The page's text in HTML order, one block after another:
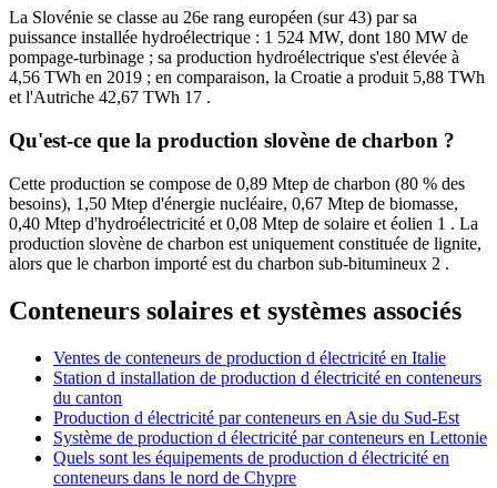
La Slovénie se classe au 26e rang européen (sur 43) par sa
puissance installée hydroélectrique : 1 524 MW, dont 180 MW de
pompage-turbinage ; sa production hydroélectrique s'est élevée à
4,56 TWh en 2019 ; en comparaison, la Croatie a produit 5,88 TWh
et l'Autriche 42,67 TWh 17 .
Qu'est-ce que la production slovène de charbon ?
Cette production se compose de 0,89 Mtep de charbon (80 % des
besoins), 1,50 Mtep d'énergie nucléaire, 0,67 Mtep de biomasse,
0,40 Mtep d'hydroélectricité et 0,08 Mtep de solaire et éolien 1 . La
production slovène de charbon est uniquement constituée de lignite,
alors que le charbon importé est du charbon sub-bitumineux 2 .
Conteneurs solaires et systèmes associés
Ventes de conteneurs de production d électricité en Italie
Station d installation de production d électricité en conteneurs
du canton
Production d électricité par conteneurs en Asie du Sud-Est
Système de production d électricité par conteneurs en Lettonie
Quels sont les équipements de production d électricité en
conteneurs dans le nord de Chypre